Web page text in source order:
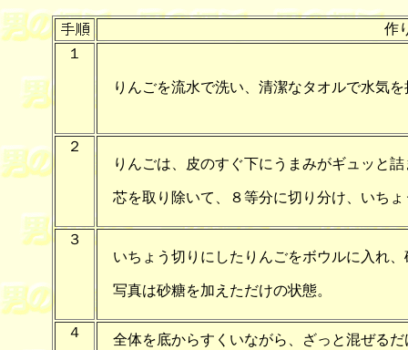
作
１
りんごを流水で洗い、清潔なタオルで水気を
２
りんごは、皮のすぐ下にうまみがギュッと
芯を取り除いて、８等分に切り分け、いちょ
３
いちょう切りにしたりんごをボウルに入れ、
写真は砂糖を加えただけの状態。
４ 全体を底からすくいながら、ざっと混ぜる